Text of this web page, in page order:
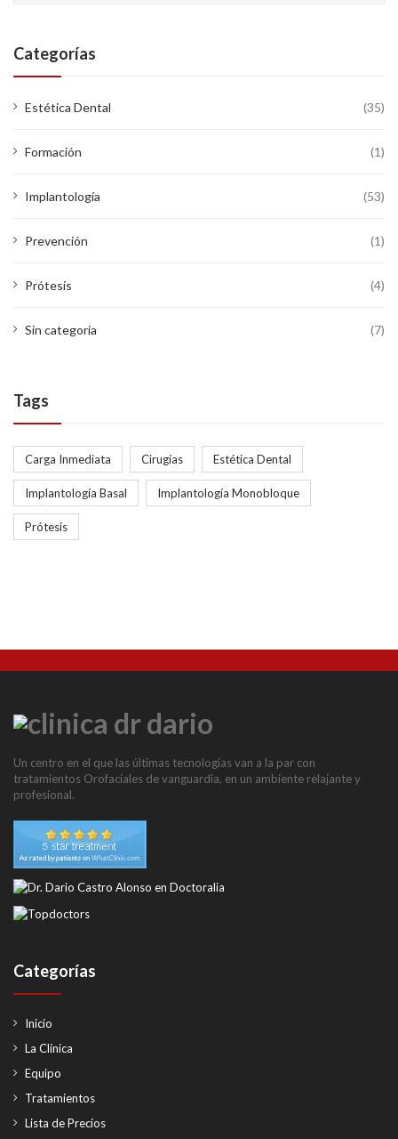
Categorías
Estética Dental (35)
Formación (1)
Implantología (53)
Prevención (1)
Prótesis (4)
Sin categoría (7)
Tags
Carga Inmediata Cirugías Estética Dental
Implantología Basal Implantología Monobloque
Prótesis
Un centro en el que las últimas tecnologías van a la par con
tratamientos Orofaciales de vanguardia, en un ambiente relajante y
profesional.
Categorías
Inicio
La Clínica
Equipo
Tratamientos
Lista de Precios